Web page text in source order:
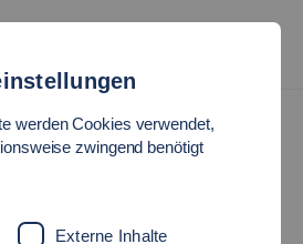
Kunststofftechnik
werden Cookies verwendet,
zwingend benötigt
Externe Inhalte